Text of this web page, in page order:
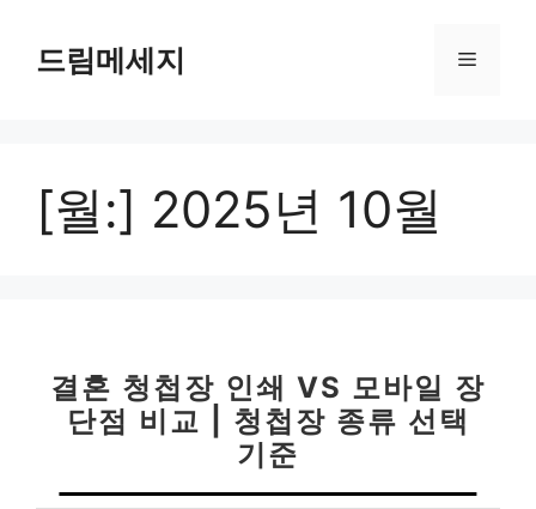
드림메세지 메
[월:] 2025년 10월
결혼 청첩장 인쇄 VS 모바일 장
단점 비교 | 청첩장 종류 선택
기준